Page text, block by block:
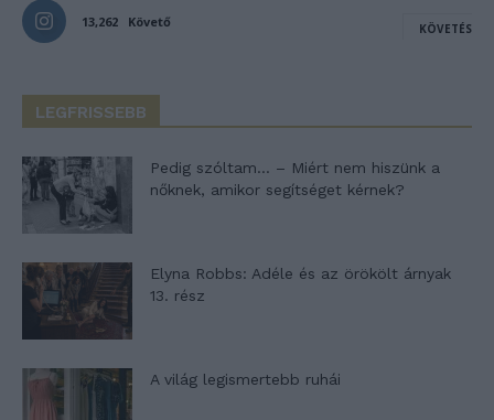
13,262 Követő KÖVETÉS
LEGFRISSEBB
Pedig szóltam… – Miért nem hiszünk a
nőknek, amikor segítséget kérnek?
Elyna Robbs: Adéle és az örökölt árnyak
13. rész
A világ legismertebb ruhái